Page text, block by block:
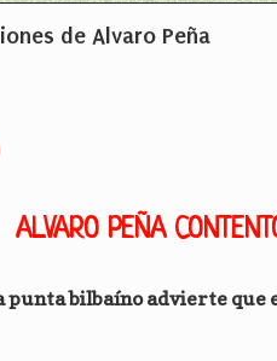
de Alvaro Peña
ALVARO PEÑA
punta bilbaíno advierte que